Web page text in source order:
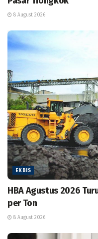
8 August 2026
EKBIS
HBA Agustus 2026
per Ton
8 August 2026